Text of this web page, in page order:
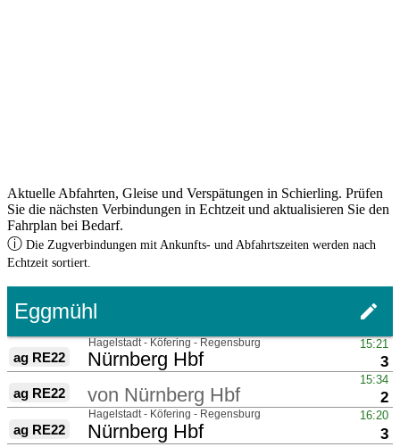
Aktuelle Abfahrten, Gleise und Verspätungen in Schierling. Prüfen
Sie die nächsten Verbindungen in Echtzeit und aktualisieren Sie den
Fahrplan bei Bedarf.
ⓘ Die Zugverbindungen mit Ankunfts- und Abfahrtszeiten werden nach
Echtzeit sortiert.